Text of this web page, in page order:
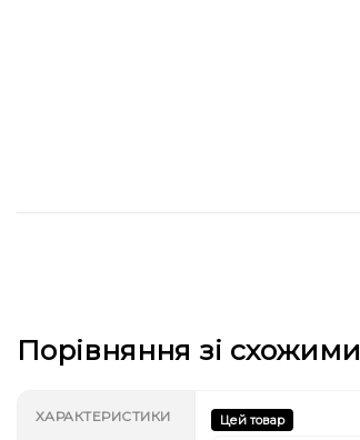
Порівняння зі схожими
ХАРАКТЕРИСТИКИ Цей товар